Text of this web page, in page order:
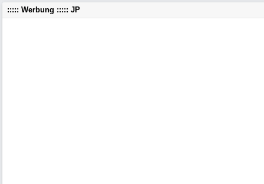
::::: Werbung ::::: JP